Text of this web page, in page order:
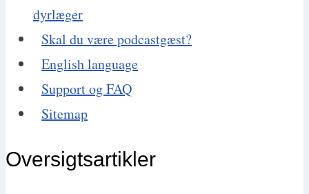
dyrlæger
Skal du være podcastgæst?
English language
Support og FAQ
Sitemap
Oversigtsartikler